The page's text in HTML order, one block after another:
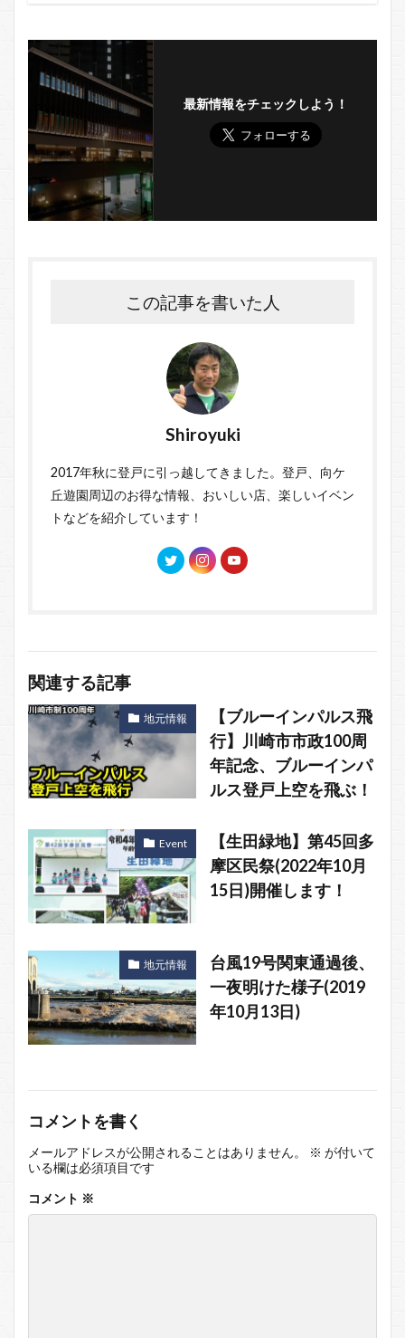
最新情報をチェックしよう！
この記事を書いた人
Shiroyuki
2017年秋に登戸に引っ越してきました。登戸、向ケ
丘遊園周辺のお得な情報、おいしい店、楽しいイベン
トなどを紹介しています！
関連する記事
地元情報
【ブルーインパルス飛
行】川崎市市政100周
年記念、ブルーインパ
ルス登戸上空を飛ぶ！
Event
【生田緑地】第45回多
摩区民祭(2022年10月
15日)開催します！
地元情報
台風19号関東通過後、
一夜明けた様子(2019
年10月13日)
コメントを書く
メールアドレスが公開されることはありません。 ※ が付いて
いる欄は必須項目です
コメント ※